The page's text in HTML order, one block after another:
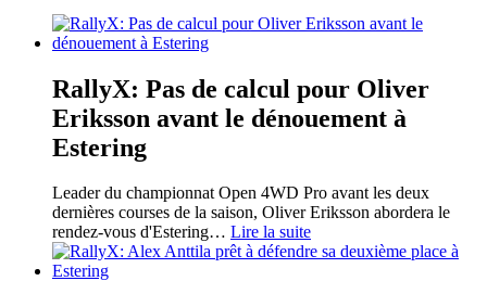
RallyX: Pas de calcul pour Oliver
Eriksson avant le dénouement à
Estering
Leader du championnat Open 4WD Pro avant les deux
dernières courses de la saison, Oliver Eriksson abordera le
rendez-vous d'Estering… Lire la suite